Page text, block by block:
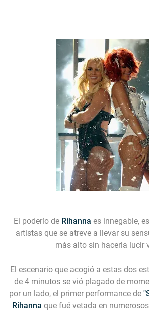
El poderío de Rihanna es innegable,
artistas que se atreve a llevar su
más alto sin hacerla lucir
El escenario que acogió a estas dos
de 4 minutos se vió plagado de
por un lado, el primer performance de
Rihanna que fué vetada en